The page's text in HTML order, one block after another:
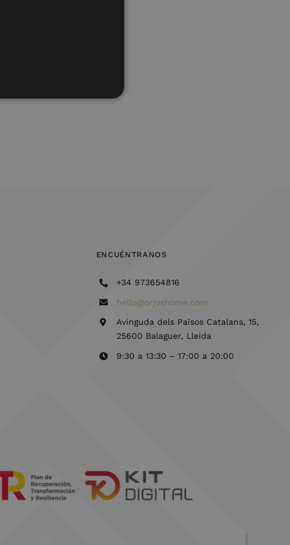
ENCUÉNTRANOS
+34 973654816
hello@orjoshome.com
Avinguda dels Països Catalans, 15,
25600 Balaguer, Lleida
9:30 a 13:30 – 17:00 a 20:00